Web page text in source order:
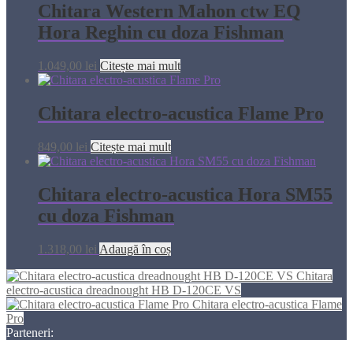
Chitara Western Mahon ctw EQ
Hora Reghin cu doza Fishman
1.049,00 lei Citește mai mult
Chitara electro-acustica Flame Pro
849,00 lei Citește mai mult
Chitara electro-acustica Hora SM55
cu doza Fishman
1.318,00 lei Adaugă în coș
Chitara
electro-acustica dreadnought HB D-120CE VS
Chitara electro-acustica Flame
Pro
Parteneri: